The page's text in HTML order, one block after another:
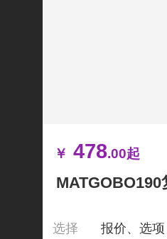
￥ 478.00起
选择 报价、选项